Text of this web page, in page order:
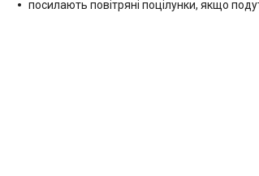
посилають повітряні поцілунки, якщо